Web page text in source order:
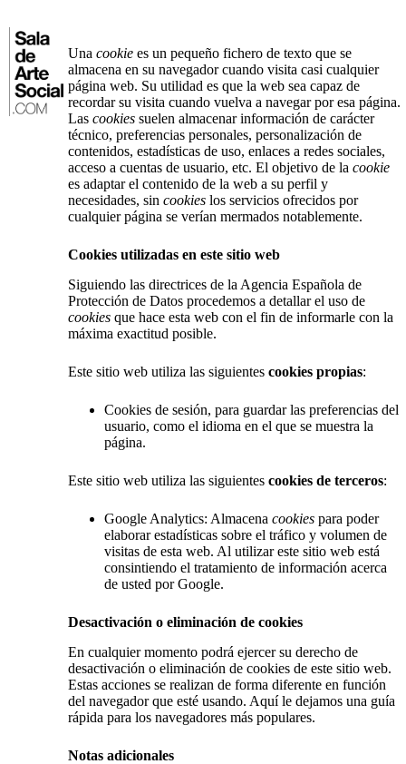
Una cookie es un pequeño fichero de texto que se
almacena en su navegador cuando visita casi cualquier
página web. Su utilidad es que la web sea capaz de
recordar su visita cuando vuelva a navegar por esa página.
Las cookies suelen almacenar información de carácter
técnico, preferencias personales, personalización de
contenidos, estadísticas de uso, enlaces a redes sociales,
acceso a cuentas de usuario, etc. El objetivo de la cookie
es adaptar el contenido de la web a su perfil y
necesidades, sin cookies los servicios ofrecidos por
cualquier página se verían mermados notablemente.
Cookies utilizadas en este sitio web
Siguiendo las directrices de la Agencia Española de
Protección de Datos procedemos a detallar el uso de
cookies que hace esta web con el fin de informarle con la
máxima exactitud posible.
Este sitio web utiliza las siguientes cookies propias:
Cookies de sesión, para guardar las preferencias del
usuario, como el idioma en el que se muestra la
página.
Este sitio web utiliza las siguientes cookies de terceros:
Google Analytics: Almacena cookies para poder
elaborar estadísticas sobre el tráfico y volumen de
visitas de esta web. Al utilizar este sitio web está
consintiendo el tratamiento de información acerca
de usted por Google.
Desactivación o eliminación de cookies
En cualquier momento podrá ejercer su derecho de
desactivación o eliminación de cookies de este sitio web.
Estas acciones se realizan de forma diferente en función
del navegador que esté usando. Aquí le dejamos una guía
rápida para los navegadores más populares.
Notas adicionales